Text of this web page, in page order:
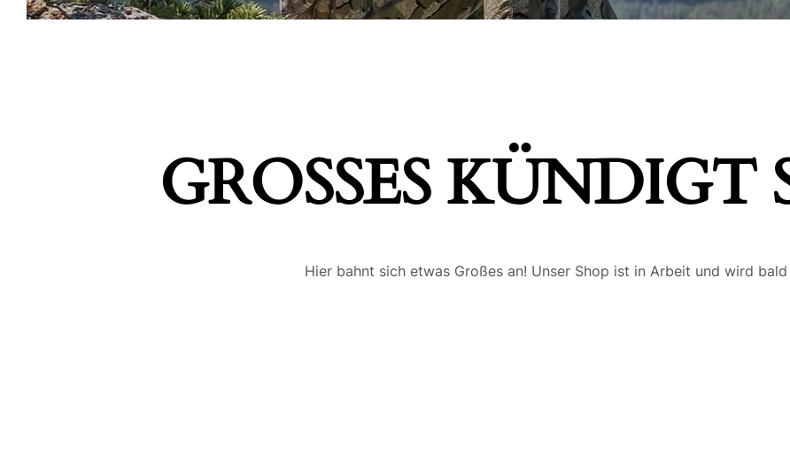
GROSSES KÜNDIGT
Hier bahnt sich etwas Großes an! Unser Shop ist in Arbeit und wird